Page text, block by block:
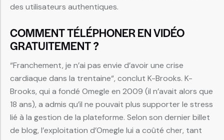
des utilisateurs authentiques.
COMMENT TÉLÉPHONER EN VIDÉO
GRATUITEMENT ?
“Franchement, je n’ai pas envie d’avoir une crise
cardiaque dans la trentaine“, conclut K-Brooks. K-
Brooks, qui a fondé Omegle en 2009 (il n’avait alors que
18 ans), a admis qu’il ne pouvait plus supporter le stress
lié à la gestion de la plateforme. Selon son dernier billet
de blog, l’exploitation d’Omegle lui a coûté cher, tant